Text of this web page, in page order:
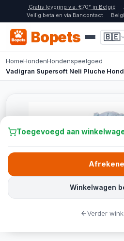
Gratis levering v.a. €70* in België
Veilig betalen via Bancontact
Bopets 🇧🇪
HomeHondenHondenspeelgoed
Vadigran Supersoft Neli Pluche
Toegevoegd aan
Winkelwagen
Verder